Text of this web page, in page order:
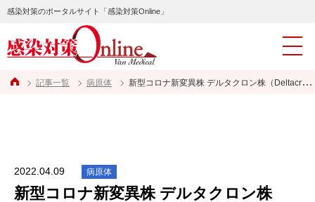
感染対策のポータルサイト「感染対策Online」
記事一覧 病原体 新型コロナ新変異株 デルタクロン株（Deltacron）XD, XFとは？
2022.04.09 病原体
新型コロナ新変異株 デルタクロン株